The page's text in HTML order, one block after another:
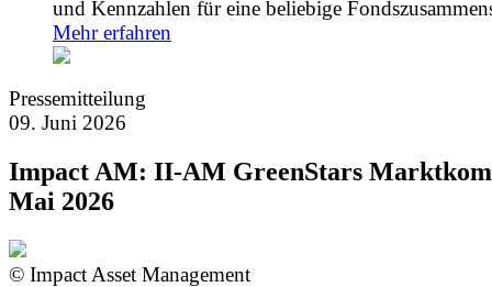
und Kennzahlen für eine beliebige
Mehr erfahren
Pressemitteilung
09. Juni 2026
Impact AM: II-AM GreenStars
Mai 2026
© Impact Asset Management